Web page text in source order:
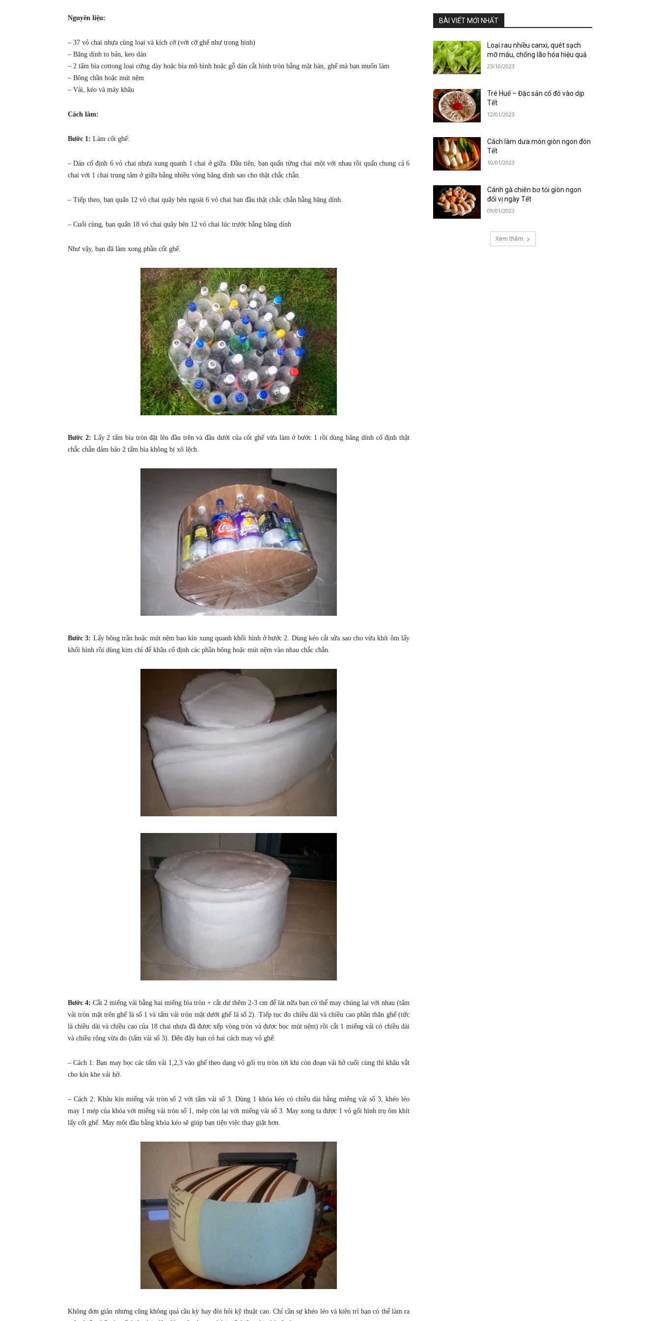
Nguyên liệu:
– 37 vỏ chai nhựa cùng loại và kích cỡ (với cỡ ghế như trong hình)
– Băng dính to bản, keo dán
– 2 tấm bìa cottong loại cứng dày hoặc bìa mô hình hoặc gỗ dán cắt hình tròn bằng mặt bàn, ghế mà bạn muốn làm
– Bông chần hoặc mút nệm
– Vải, kéo và máy khâu
Cách làm:
Bước 1: Làm cốt ghế:
– Dán cố định 6 vỏ chai nhựa xung quanh 1 chai ở giữa. Đầu tiên, bạn quấn từng chai một với nhau rồi quấn chung cả 6
chai với 1 chai trung tâm ở giữa bằng nhiều vòng băng dính sao cho thật chắc chắn.
– Tiếp theo, bạn quấn 12 vỏ chai quây bên ngoài 6 vỏ chai ban đầu thật chắc chắn bằng băng dính.
– Cuối cùng, bạn quấn 18 vỏ chai quây bên 12 vỏ chai lúc trước bằng băng dính
Như vậy, bạn đã làm xong phần cốt ghế.
Bước 2: Lấy 2 tấm bìa tròn đặt lên đầu trên và đầu dưới của cốt ghế vừa làm ở bước 1 rồi dùng băng dính cố định thật
chắc chắn đảm bảo 2 tấm bìa không bị xô lệch.
Bước 3: Lấy bông trần hoặc mút nệm bao kín xung quanh khối hình ở bước 2. Dùng kéo cắt sửa sao cho vừa khít ôm lấy
khối hình rồi dùng kim chỉ để khâu cố định các phần bông hoặc mút nệm vào nhau chắc chắn.
Bước 4: Cắt 2 miếng vải bằng hai miếng bìa tròn + cắt dư thêm 2-3 cm để lát nữa bạn có thể may chúng lại với nhau (tấm
vải tròn mặt trên ghế là số 1 và tấm vải tròn mặt dưới ghế là số 2). Tiếp tục đo chiều dài và chiều cao phần thân ghế (tức
là chiều dài và chiều cao của 18 chai nhựa đã được xếp vòng tròn và được bọc mút nệm) rồi cắt 1 miếng vải có chiều dài
và chiều rộng vừa đo (tấm vải số 3). Đến đây bạn có hai cách may vỏ ghế:
– Cách 1: Bạn may bọc các tấm vải 1,2,3 vào ghế theo dạng vỏ gối trụ tròn tới khi còn đoạn vải hở cuối cùng thì khâu vắt
cho kín khe vải hở.
– Cách 2: Khâu kín miếng vải tròn số 2 với tấm vải số 3. Dùng 1 khóa kéo có chiều dài bằng miếng vải số 3, khéo léo
may 1 mép của khóa với miếng vải tròn số 1, mép còn lại với miếng vải số 3. May xong ta được 1 vỏ gối hình trụ ôm khít
lấy cốt ghế. May một đầu bằng khóa kéo sẽ giúp bạn tiện việc thay giặt hơn.
Không đơn giản nhưng cũng không quá cầu kỳ hay đòi hỏi kỹ thuật cao. Chỉ cần sự khéo léo và kiên trì bạn có thể làm ra
BÀI VIẾT MỚI NHẤT
Loại rau nhiều canxi, quét sạch
mỡ máu, chống lão hóa hiệu quả
25/10/2023
Tré Huế – Đặc sản cố đô vào dịp
Tết
12/01/2023
Cách làm dưa món giòn ngon đón
Tết
10/01/2023
Cánh gà chiên bơ tỏi giòn ngon
đổi vị ngày Tết
09/01/2023
Xem thêm